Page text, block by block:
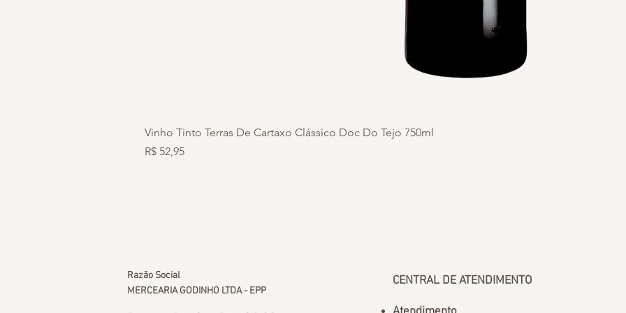
Visualização rápida
Vinho Tinto Terras De Cartaxo Clássico Doc Do Tejo 750ml
Preço
R$ 52,95
Razão Social
MERCEARIA GODINHO LTDA - EPP
CENTRAL DE ATENDIMENTO